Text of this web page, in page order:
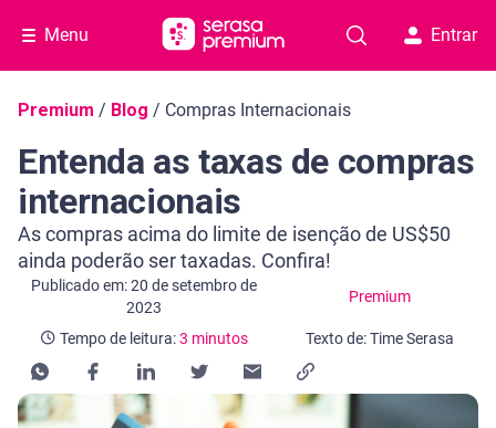
Menu Entrar
Navegação do blog
Premium / Blog / Compras Internacionais
Entenda as taxas de compras
internacionais
As compras acima do limite de isenção de US$50
ainda poderão ser taxadas. Confira!
Publicado em: 20 de setembro de
2023
Premium
Categoria Premium
Tempo de leitura:3 minutos
Tempo de leitura: 3 minutos
Texto de: Time Serasa